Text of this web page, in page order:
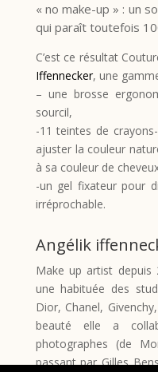
« no make-up » : un
qui paraît toutefois
C’est ce résultat
Iffennecker, une
– une brosse
sourcil,
-11 teintes de
ajuster la couleur
à sa couleur de
-un gel fixateur pour
irréprochable.
Angélik
Make up artist depuis
une habituée des
Dior, Chanel,
beauté elle a
photographes (de
passant par Gilles